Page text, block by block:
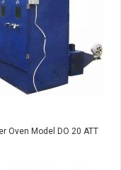
Oven Model DO 20 ATT